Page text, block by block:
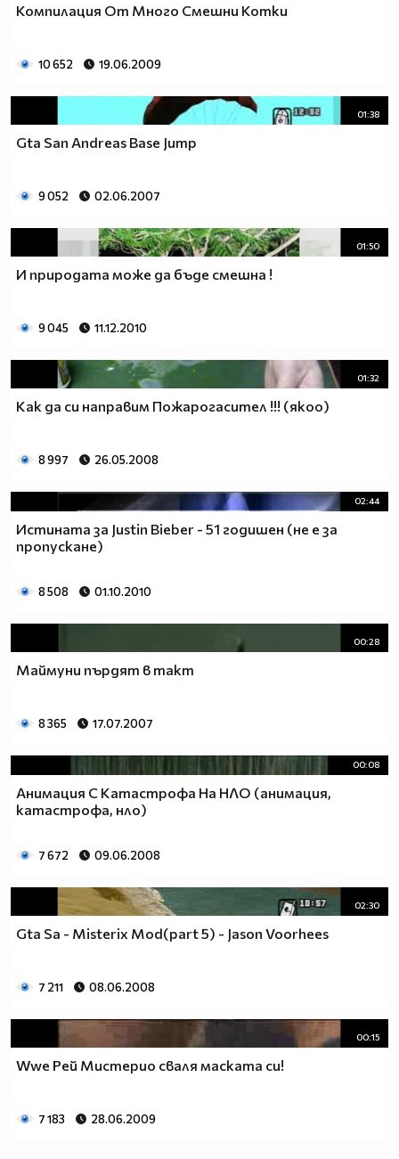
Компилация От Много Смешни Котки
10 652 19.06.2009
01:38
Gta San Andreas Base Jump
9 052 02.06.2007
01:50
И природата може да бъде смешна !
9 045 11.12.2010
01:32
Как да си направим Пожарогасител !!! (якоо)
8 997 26.05.2008
02:44
Истината за Justin Bieber - 51 годишен (не е за
пропускане)
8 508 01.10.2010
00:28
Маймуни пърдят в такт
8 365 17.07.2007
00:08
Анимация С Катастрофа На НЛО (анимация,
катастрофа, нло)
7 672 09.06.2008
02:30
Gta Sa - Misterix Mod(part 5) - Jason Voorhees
7 211 08.06.2008
00:15
Wwe Рей Мистерио сваля маската си!
7 183 28.06.2009